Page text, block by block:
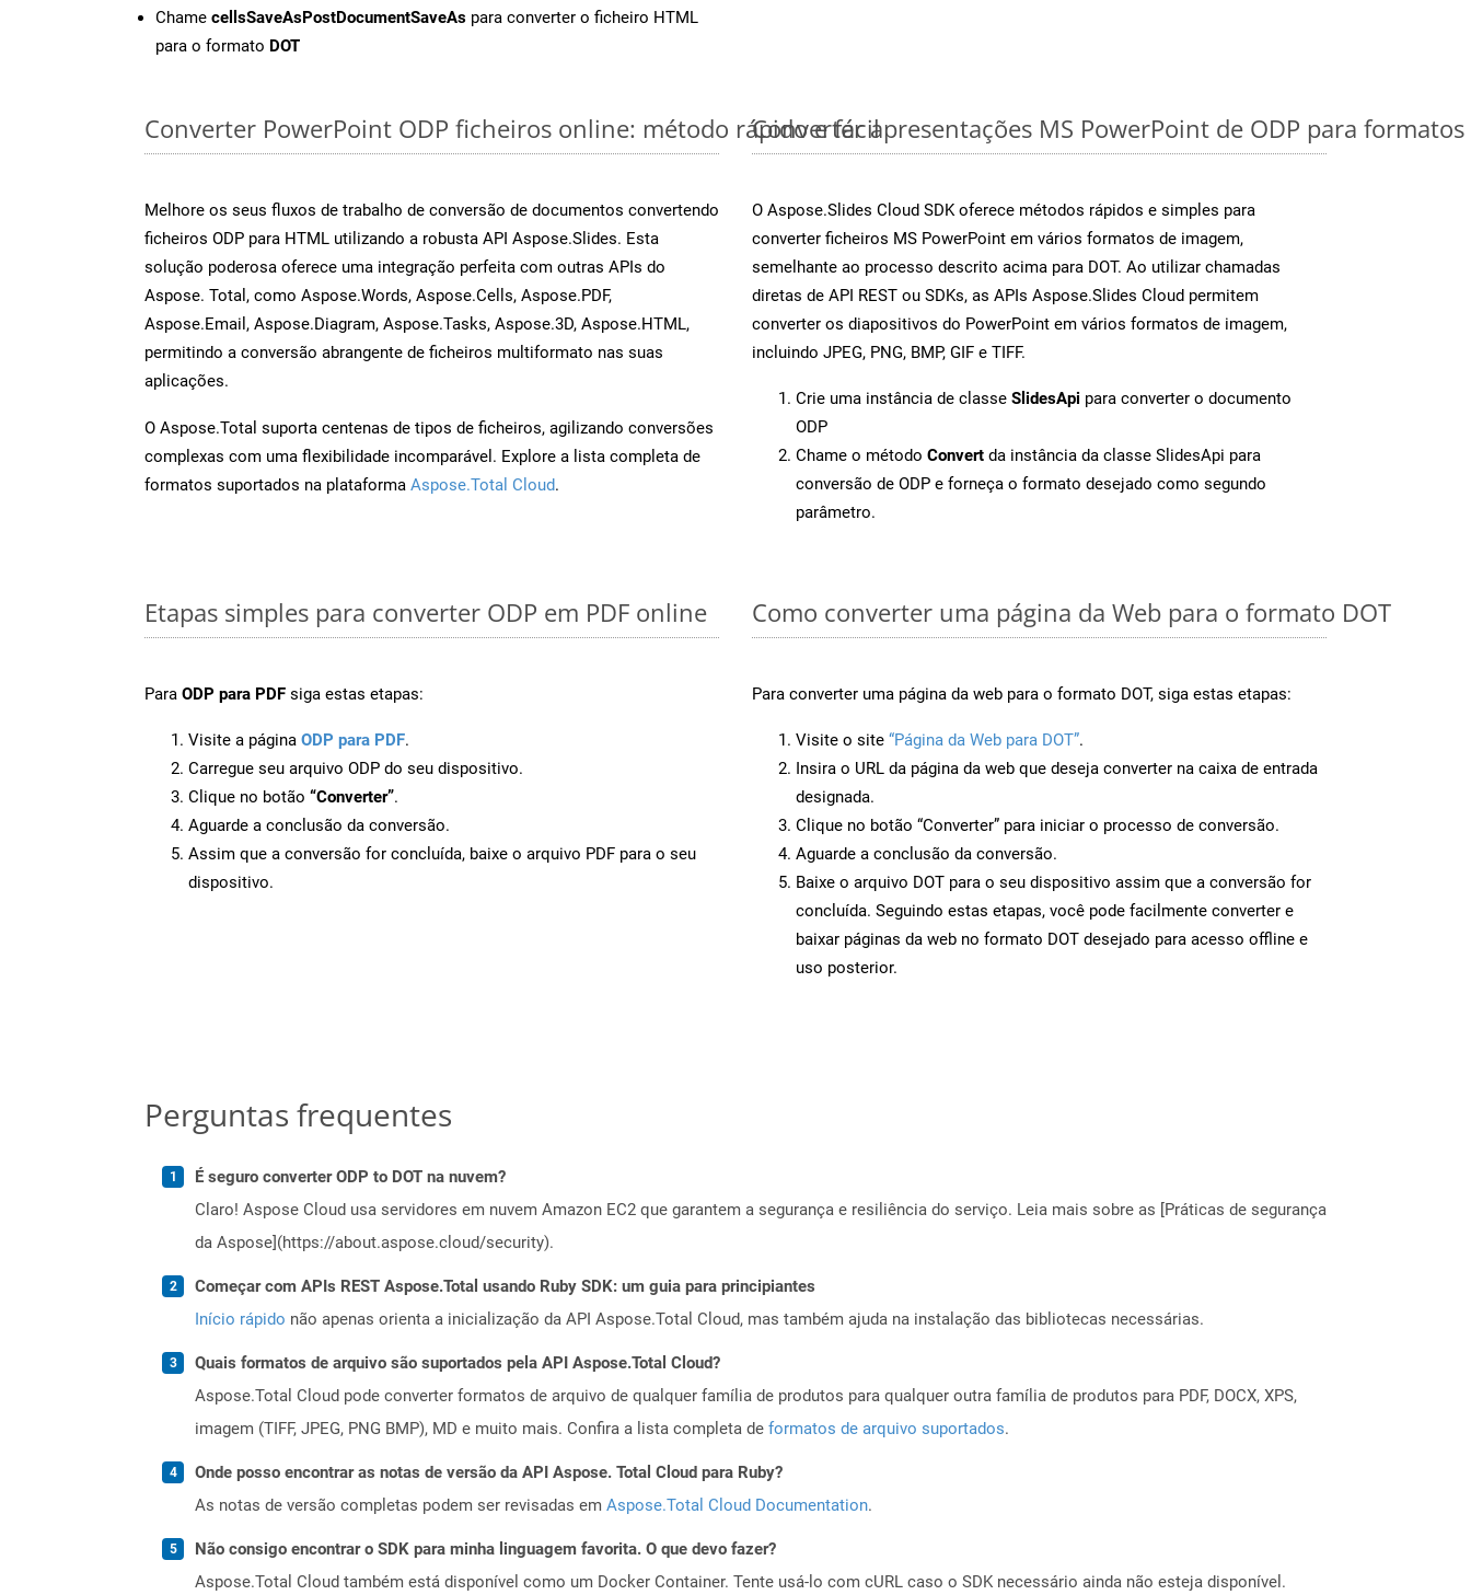
Chame cellsSaveAsPostDocumentSaveAs para converter o ficheiro HTML
para o formato DOT
Converter PowerPoint ODP ficheiros online: método rápido e fácil
Melhore os seus fluxos de trabalho de conversão de documentos convertendo
ficheiros ODP para HTML utilizando a robusta API Aspose.Slides. Esta
solução poderosa oferece uma integração perfeita com outras APIs do
Aspose. Total, como Aspose.Words, Aspose.Cells, Aspose.PDF,
Aspose.Email, Aspose.Diagram, Aspose.Tasks, Aspose.3D, Aspose.HTML,
permitindo a conversão abrangente de ficheiros multiformato nas suas
aplicações.
O Aspose.Total suporta centenas de tipos de ficheiros, agilizando conversões
complexas com uma flexibilidade incomparável. Explore a lista completa de
formatos suportados na plataforma Aspose.Total Cloud.
Converter apresentações MS PowerPoint de ODP para
O Aspose.Slides Cloud SDK oferece métodos rápidos e simples para
converter ficheiros MS PowerPoint em vários formatos de imagem,
semelhante ao processo descrito acima para DOT. Ao utilizar chamadas
diretas de API REST ou SDKs, as APIs Aspose.Slides Cloud permitem
converter os diapositivos do PowerPoint em vários formatos de imagem,
incluindo JPEG, PNG, BMP, GIF e TIFF.
Crie uma instância de classe SlidesApi para converter o documento
ODP
Chame o método Convert da instância da classe SlidesApi para
conversão de ODP e forneça o formato desejado como segundo
parâmetro.
Etapas simples para converter ODP em PDF online
Para ODP para PDF siga estas etapas:
Visite a página ODP para PDF.
Carregue seu arquivo ODP do seu dispositivo.
Clique no botão “Converter”.
Aguarde a conclusão da conversão.
Assim que a conversão for concluída, baixe o arquivo PDF para o seu
dispositivo.
Como converter uma página da Web para o formato DOT
Para converter uma página da web para o formato DOT, siga estas etapas:
Visite o site “Página da Web para DOT”.
Insira o URL da página da web que deseja converter na caixa de entrada
designada.
Clique no botão “Converter” para iniciar o processo de conversão.
Aguarde a conclusão da conversão.
Baixe o arquivo DOT para o seu dispositivo assim que a conversão for
concluída. Seguindo estas etapas, você pode facilmente converter e
baixar páginas da web no formato DOT desejado para acesso offline e
uso posterior.
Perguntas frequentes
É seguro converter ODP to DOT na nuvem?
Claro! Aspose Cloud usa servidores em nuvem Amazon EC2 que garantem a segurança e resiliência do serviço. Leia mais sobre as [Práticas de segurança
da Aspose](https://about.aspose.cloud/security).
Começar com APIs REST Aspose.Total usando Ruby SDK: um guia para principiantes
Início rápido não apenas orienta a inicialização da API Aspose.Total Cloud, mas também ajuda na instalação das bibliotecas necessárias.
Quais formatos de arquivo são suportados pela API Aspose.Total Cloud?
Aspose.Total Cloud pode converter formatos de arquivo de qualquer família de produtos para qualquer outra família de produtos para PDF, DOCX, XPS,
imagem (TIFF, JPEG, PNG BMP), MD e muito mais. Confira a lista completa de formatos de arquivo suportados.
Onde posso encontrar as notas de versão da API Aspose. Total Cloud para Ruby?
As notas de versão completas podem ser revisadas em Aspose.Total Cloud Documentation.
Não consigo encontrar o SDK para minha linguagem favorita. O que devo fazer?
Aspose.Total Cloud também está disponível como um Docker Container. Tente usá-lo com cURL caso o SDK necessário ainda não esteja disponível.